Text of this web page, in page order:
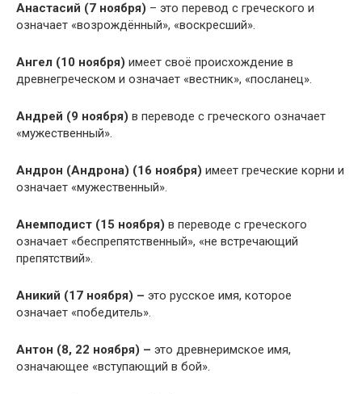
Анастасий (7 ноября) – это перевод с греческого и
означает «возрождённый», «воскресший».
Ангел (10 ноября) имеет своё происхождение в
древнегреческом и означает «вестник», «посланец».
Андрей (9 ноября) в переводе с греческого означает
«мужественный».
Андрон (Андрона) (16 ноября) имеет греческие корни и
означает «мужественный».
Анемподист (15 ноября) в переводе с греческого
означает «беспрепятственный», «не встречающий
препятствий».
Аникий (17 ноября) – это русское имя, которое
означает «победитель».
Антон (8, 22 ноября) – это древнеримское имя,
означающее «вступающий в бой».